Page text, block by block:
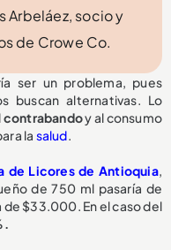
Arbeláez, socio y
de Crowe Co.
ser un problema, pues
buscan alternativas. Lo
contrabandoy al consumo
la salud.
de Licores de Antioquia,
de 750 ml pasaría de
de $33.000. En el caso del